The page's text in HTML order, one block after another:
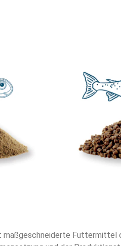
maßgeschneiderte Futtermittel